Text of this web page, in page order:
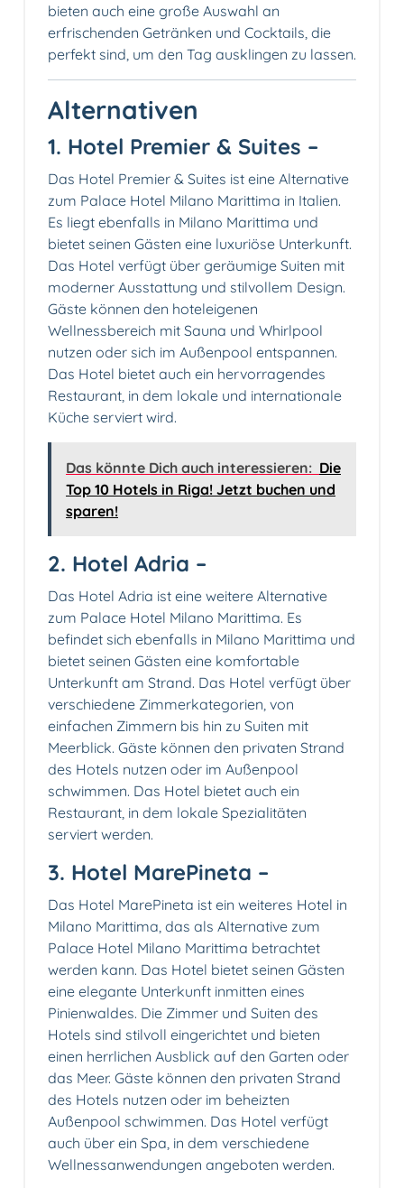
bieten auch eine große Auswahl an
erfrischenden Getränken und Cocktails, die
perfekt sind, um den Tag ausklingen zu lassen.
Alternativen
1. Hotel Premier & Suites –
Das Hotel Premier & Suites ist eine Alternative
zum Palace Hotel Milano Marittima in Italien.
Es liegt ebenfalls in Milano Marittima und
bietet seinen Gästen eine luxuriöse Unterkunft.
Das Hotel verfügt über geräumige Suiten mit
moderner Ausstattung und stilvollem Design.
Gäste können den hoteleigenen
Wellnessbereich mit Sauna und Whirlpool
nutzen oder sich im Außenpool entspannen.
Das Hotel bietet auch ein hervorragendes
Restaurant, in dem lokale und internationale
Küche serviert wird.
Das könnte Dich auch interessieren: Die
Top 10 Hotels in Riga! Jetzt buchen und
sparen!
2. Hotel Adria –
Das Hotel Adria ist eine weitere Alternative
zum Palace Hotel Milano Marittima. Es
befindet sich ebenfalls in Milano Marittima und
bietet seinen Gästen eine komfortable
Unterkunft am Strand. Das Hotel verfügt über
verschiedene Zimmerkategorien, von
einfachen Zimmern bis hin zu Suiten mit
Meerblick. Gäste können den privaten Strand
des Hotels nutzen oder im Außenpool
schwimmen. Das Hotel bietet auch ein
Restaurant, in dem lokale Spezialitäten
serviert werden.
3. Hotel MarePineta –
Das Hotel MarePineta ist ein weiteres Hotel in
Milano Marittima, das als Alternative zum
Palace Hotel Milano Marittima betrachtet
werden kann. Das Hotel bietet seinen Gästen
eine elegante Unterkunft inmitten eines
Pinienwaldes. Die Zimmer und Suiten des
Hotels sind stilvoll eingerichtet und bieten
einen herrlichen Ausblick auf den Garten oder
das Meer. Gäste können den privaten Strand
des Hotels nutzen oder im beheizten
Außenpool schwimmen. Das Hotel verfügt
auch über ein Spa, in dem verschiedene
Wellnessanwendungen angeboten werden.